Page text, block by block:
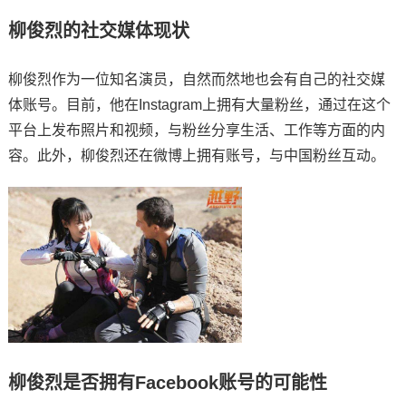
柳俊烈的社交媒体现状
柳俊烈作为一位知名演员，自然而然地也会有自己的社交媒
体账号。目前，他在Instagram上拥有大量粉丝，通过在这个
平台上发布照片和视频，与粉丝分享生活、工作等方面的内
容。此外，柳俊烈还在微博上拥有账号，与中国粉丝互动。
柳俊烈是否拥有Facebook账号的可能性